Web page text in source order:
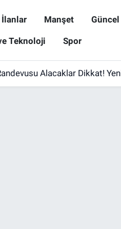
İlanlar Manşet Güncel
Teknoloji Spor
Alacaklar Dikkat!